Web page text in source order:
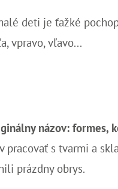
deti je ťažké
vpravo, vľavo...
názov: formes, k
pracovať s tvarmi a
prázdny obrys.